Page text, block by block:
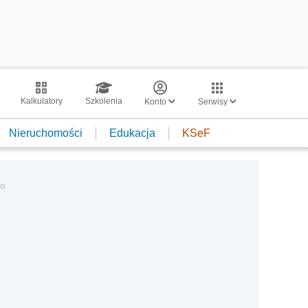
Kalkulatory Szkolenia Konto Serwisy
Nieruchomości Edukacja KSeF